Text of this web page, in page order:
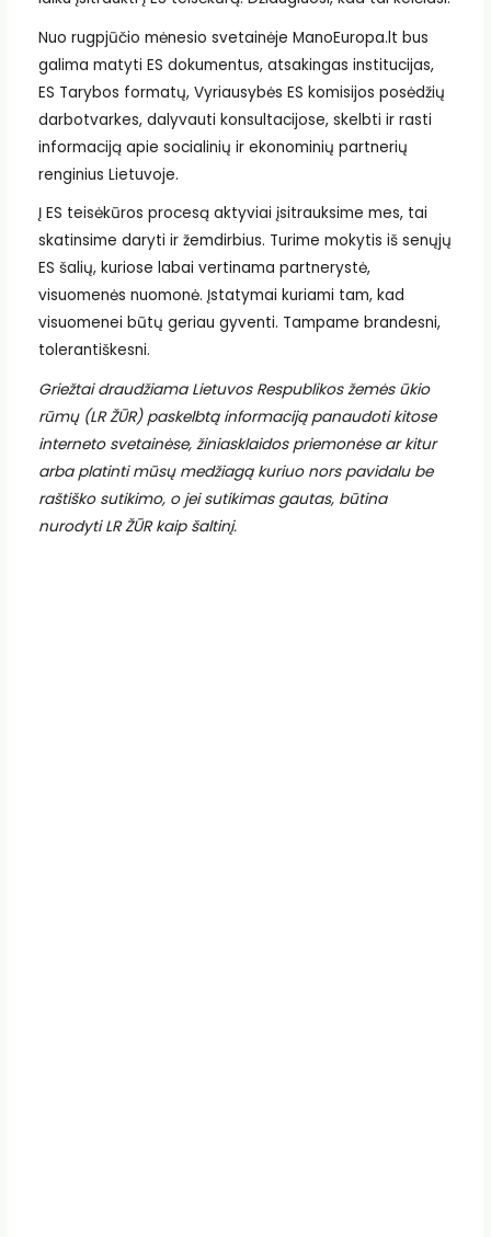
Nuo rugpjūčio mėnesio svetainėje ManoEuropa.lt bus
galima matyti ES dokumentus, atsakingas institucijas,
ES Tarybos formatų, Vyriausybės ES komisijos posėdžių
darbotvarkes, dalyvauti konsultacijose, skelbti ir rasti
informaciją apie socialinių ir ekonominių partnerių
renginius Lietuvoje.
Į ES teisėkūros procesą aktyviai įsitrauksime mes, tai
skatinsime daryti ir žemdirbius. Turime mokytis iš senųjų
ES šalių, kuriose labai vertinama partnerystė,
visuomenės nuomonė. Įstatymai kuriami tam, kad
visuomenei būtų geriau gyventi. Tampame brandesni,
tolerantiškesni.
Griežtai draudžiama Lietuvos Respublikos žemės ūkio
rūmų (LR ŽŪR) paskelbtą informaciją panaudoti kitose
interneto svetainėse, žiniasklaidos priemonėse ar kitur
arba platinti mūsų medžiagą kuriuo nors pavidalu be
raštiško sutikimo, o jei sutikimas gautas, būtina
nurodyti LR ŽŪR kaip šaltinį.